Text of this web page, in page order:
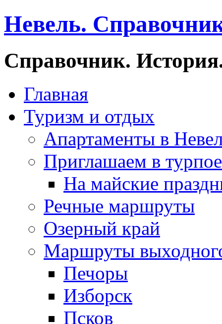
Невель.
Справочник.
Главная
Туризм и отдых
Апартаменты в
Приглашаем в
На майские
Речные маршруты
Озерный край
Маршруты
Печоры
Изборск
Псков